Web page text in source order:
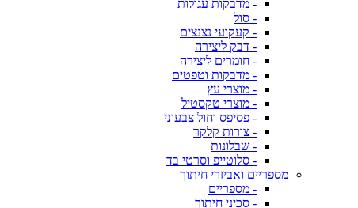
- מדבקות עגולות
- סול
- קעקועי נצנצים
- דבק ליצירה
- חומרים ליצירה
- מדבקות וטפטים
- מוצרי עץ
- מוצרי טקסטיל
- פסיפס וחול צבעוני
- צורות קלקר
- שבלונות
- סלוטייפ וסרטי בד
מספריים ואביזרי חיתוך
- מספריים
- סכיני חיתוך